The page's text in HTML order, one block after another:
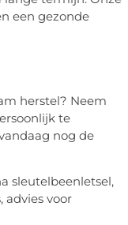
een gezonde
herstel? Neem
te
nog de
sleutelbeenletsel,
advies voor